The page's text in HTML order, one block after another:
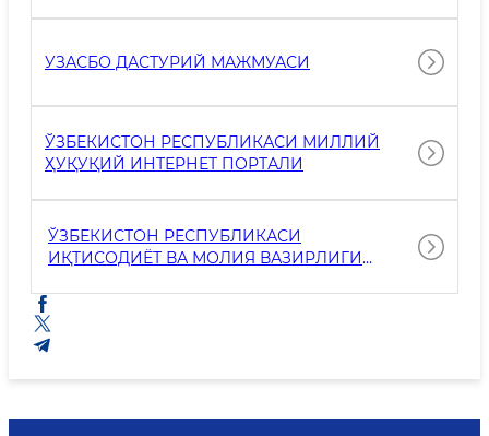
УЗАСБО ДАСТУРИЙ МАЖМУАСИ
ЎЗБЕКИСТОН РЕСПУБЛИКАСИ МИЛЛИЙ
ҲУҚУҚИЙ ИНТЕРНЕТ ПОРТАЛИ
ЎЗБЕКИСТОН РЕСПУБЛИКАСИ
ИҚТИСОДИЁТ ВА МОЛИЯ ВАЗИРЛИГИ